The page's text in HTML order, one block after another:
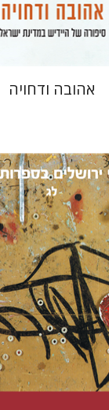
$46
אהובה ודחויה
תמר ס' הס